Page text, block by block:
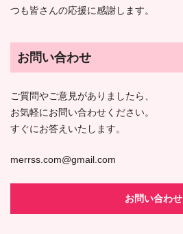
つも皆さんの応援に感謝します。
お問い合わせ
ご質問やご意見がありましたら、
お気軽にお問い合わせください。
すぐにお答えいたします。
merrss.com@gmail.com
お問い合わせ